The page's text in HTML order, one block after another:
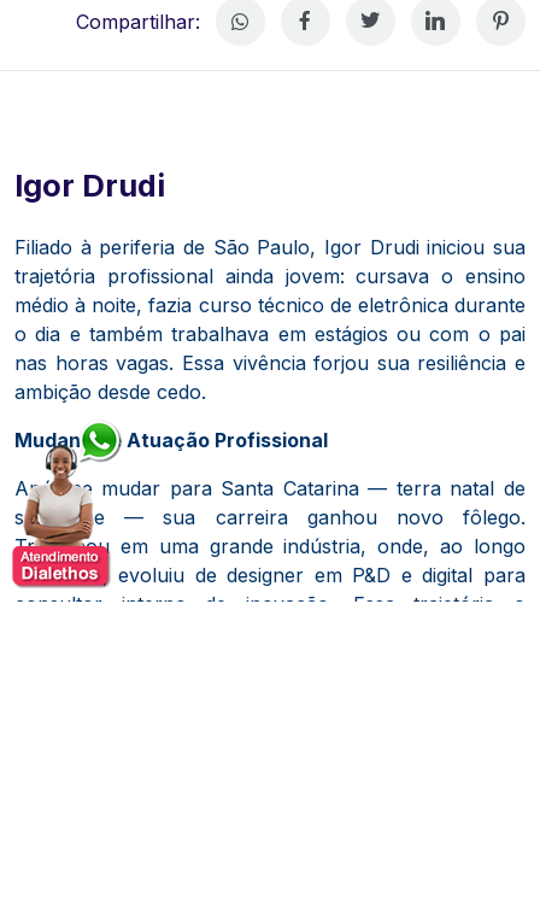
Compartilhar:
Igor Drudi
Filiado à periferia de São Paulo, Igor Drudi iniciou sua
trajetória profissional ainda jovem: cursava o ensino
médio à noite, fazia curso técnico de eletrônica durante
o dia e também trabalhava em estágios ou com o pai
nas horas vagas. Essa vivência forjou sua resiliência e
ambição desde cedo.
Mudança e Atuação Profissional
Após se mudar para Santa Catarina — terra natal de
sua mãe — sua carreira ganhou novo fôlego.
Trabalhou em uma grande indústria, onde, ao longo
dos anos, evoluiu de designer em P&D e digital para
consultor interno de inovação. Essa trajetória o